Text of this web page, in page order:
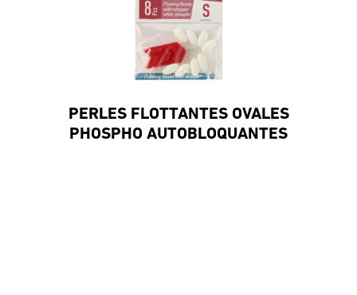
PERLES FLOTTANTES OVALES
PHOSPHO AUTOBLOQUANTES